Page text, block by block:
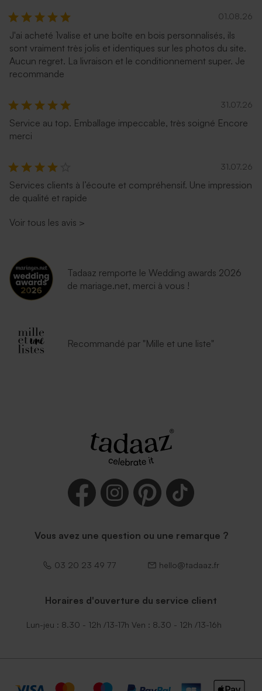
01.08.26
J'ai acheté 1valise et une boîte en bois personnalisés, ils
sont vraiment très jolis et identiques sur les photos du site.
Aucun regret. La livraison et le conditionnement super. Je
recommande
31.07.26
Service au top. Emballage impeccable, très soigné Encore
merci
31.07.26
Services clients à l’écoute et compréhensif. Une impression
de qualité et rapide
Voir tous les avis >
Tadaaz remporte le Wedding awards 2026
de mariage.net, merci à vous !
Recommandé par "Mille et une liste"
Vous avez une question ou une remarque ?
03 20 23 49 77 hello@tadaaz.fr
Horaires d'ouverture du service client
Lun-jeu : 8.30 - 12h /13-17h Ven : 8.30 - 12h /13-16h